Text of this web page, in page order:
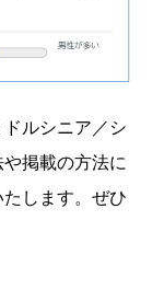
ドルシニア／シ
掲載の方法に
します。ぜひ